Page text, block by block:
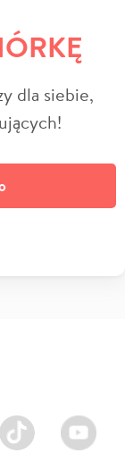
dla siebie,
TikTok Youtube